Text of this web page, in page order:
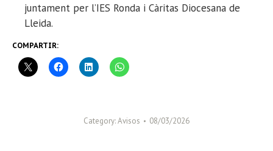
juntament per l’IES Ronda i Càritas Diocesana de
Lleida.
COMPARTIR:
Category:Avisos 08/03/2026